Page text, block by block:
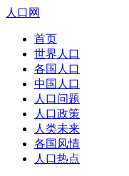
人口网
首页
世界人口
各国人口
中国人口
人口问题
人口政策
人类未来
各国风情
人口热点